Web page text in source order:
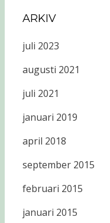
ARKIV
juli 2023
augusti 2021
juli 2021
januari 2019
april 2018
september 2015
februari 2015
januari 2015